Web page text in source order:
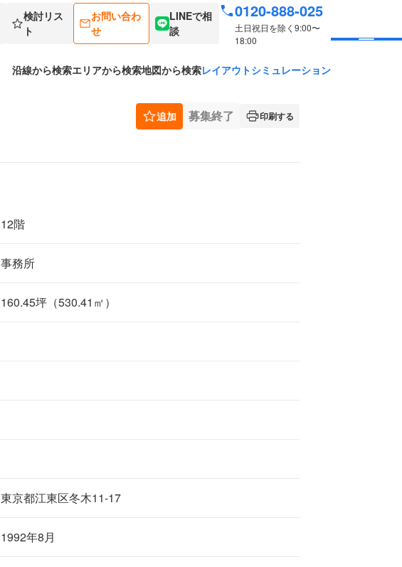
検討リス
ト
お問い合わ
せ
LINEで相
談
0120-888-025
土日祝日を除く9:00〜
18:00
沿線から検索エリアから検索地図から検索レイアウトシミュレーション
追加 募集終了 印刷する
12階
事務所
160.45坪（530.41㎡）
東京都江東区冬木11-17
1992年8月